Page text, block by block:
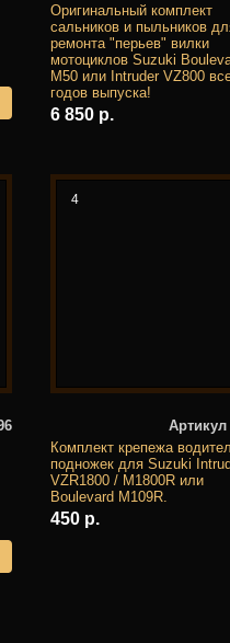
Оригинальный комплект
сальников и пыльников
ремонта "перьев" вилки
мотоциклов Suzuki
M50 или Intruder VZ800
годов выпуска!
6 850 р.
4
Артикул
Комплект крепежа
подножек для Suzuki
VZR1800 / M1800R или
Boulevard M109R.
450 р.